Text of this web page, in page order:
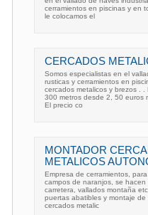
cerramientos en piscinas y en
le colocamos el
CERCADOS
Somos especialistas en el
rusticas y cerramientos en
cercados metalicos y brezos .
300 metros desde 2, 50 euros
El precio co
MONTADOR
METALICOS
Empresa de cerramientos, para
campos de naranjos, se hacen
carretera, vallados montaña
puertas abatibles y montaje
cercados metalic